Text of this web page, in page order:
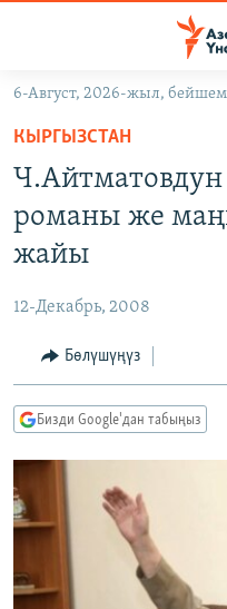
Навигацияга
өтүңүз
Издөөгө
салыңыз
САЯСАТ
МАДАНИЯТ
ДҮЙНӨ
УКРАИНА
ТВ ПРОГРАММАЛАР
БҮГҮН АЗАТТЫКТА
ЭЖЕ-СИҢДИЛЕР
ЫҢГАЙСЫЗ СУРООЛОР
ПОДКАСТ
Русский
ОНЛАЙН ШЕРИНЕ
6-Август, 2026-жыл,
КЫРГЫЗСТАН
романы же
жайы
12-Декабрь, 2008
Бөлүшүңүз
Бизди Google'дан табыңыз